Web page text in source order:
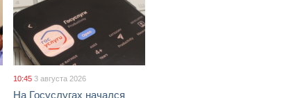
10:45 3 августа 2026
На Госуслугах начался